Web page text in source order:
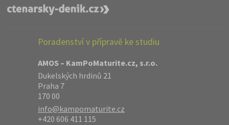
Poradenství v přípravě ke studiu
AMOS – KamPoMaturite.cz, s.r.o.
Dukelských hrdinů 21
Praha 7
170 00
info@kampomaturite.cz
+420 606 411 115